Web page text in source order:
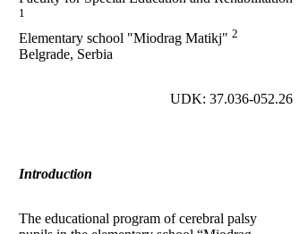
1
Elementary school "Miodrag Matikj" 2
Belgrade, Serbia
UDK: 37.036-052.26
Introduction
The educational program of cerebral palsy